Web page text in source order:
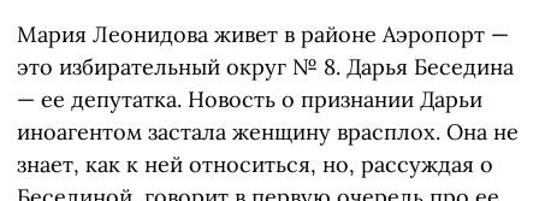
Мария Леонидова живет в районе Аэропорт —
это избирательный округ № 8. Дарья Беседина
— ее депутатка. Новость о признании Дарьи
иноагентом застала женщину врасплох. Она не
знает, как к ней относиться, но, рассуждая о